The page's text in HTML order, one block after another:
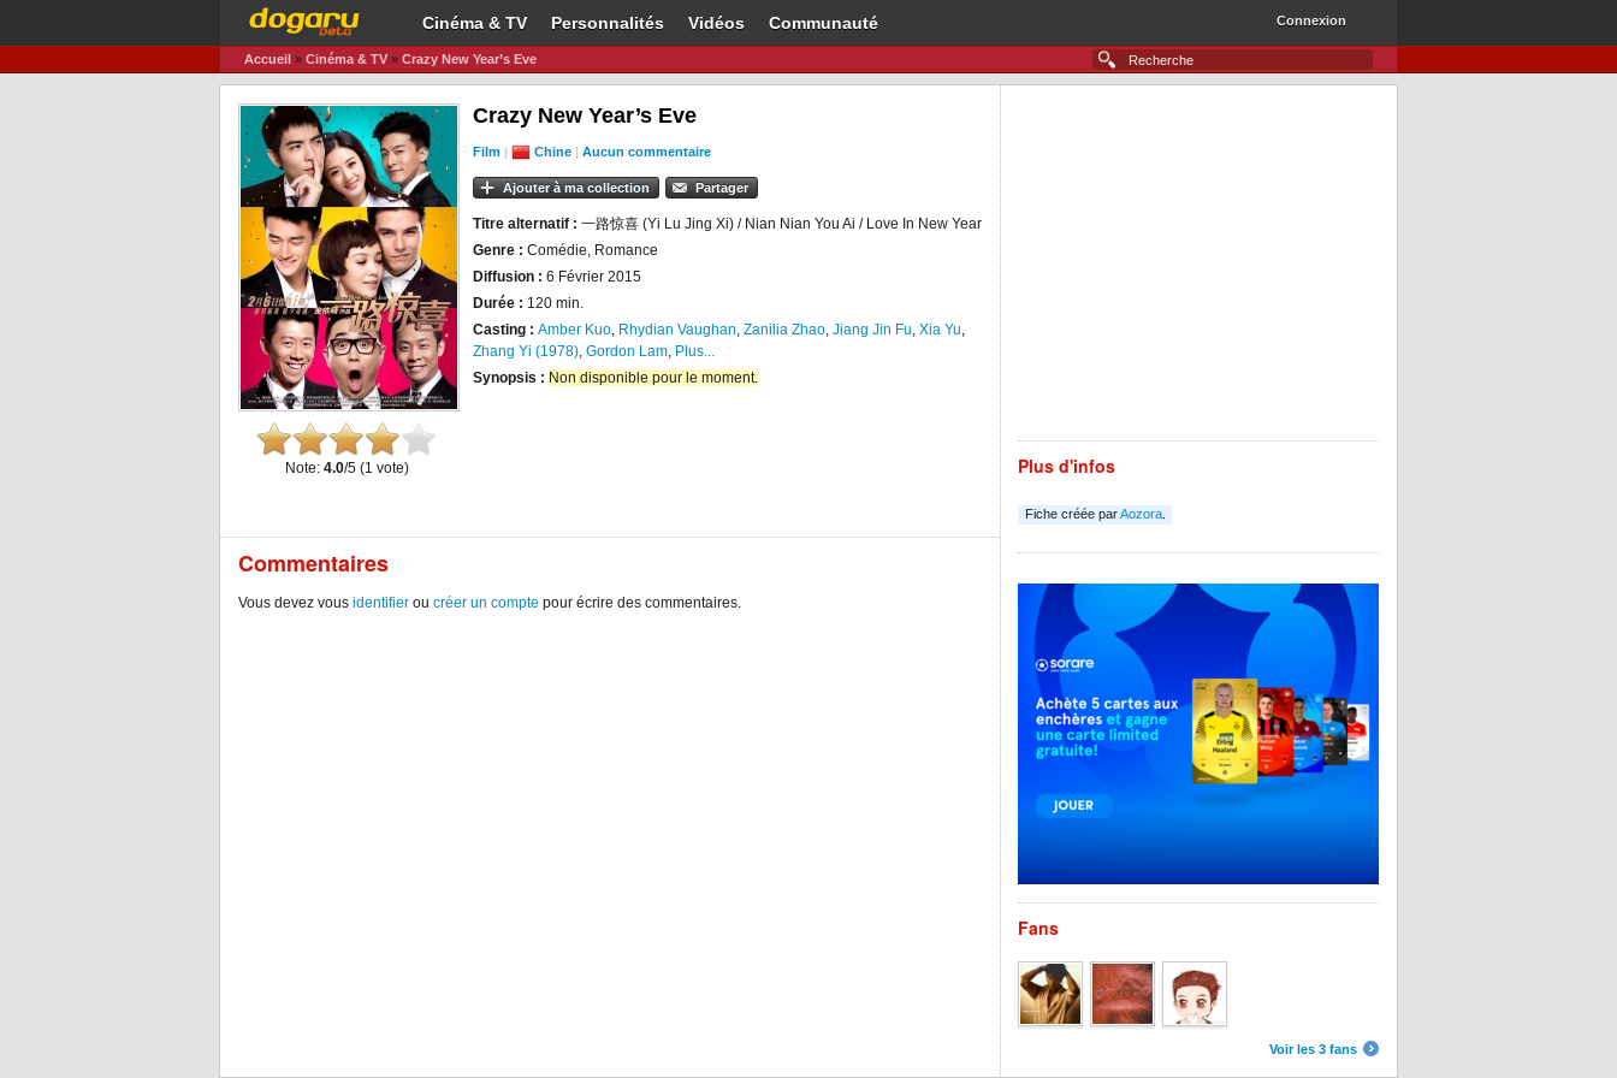
Cinéma & TV Personnalités Vidéos Communauté Connexion
Accueil » Cinéma & TV » Crazy New Year’s Eve
Note: 4.0/5 (1 vote)
Crazy New Year’s Eve
Film | Chine | Aucun commentaire
Ajouter à ma collection Partager
Titre alternatif : 一路惊喜 (Yi Lu Jing Xi) / Nian Nian You Ai / Love In New Year
Genre : Comédie, Romance
Diffusion : 6 Février 2015
Durée : 120 min.
Casting : Amber Kuo, Rhydian Vaughan, Zanilia Zhao, Jiang Jin Fu, Xia Yu,
Zhang Yi (1978), Gordon Lam, Plus...
Synopsis : Non disponible pour le moment.
Commentaires
Vous devez vous identifier ou créer un compte pour écrire des commentaires.
Plus d'infos
Fiche créée parAozora.
Fans
Voir les 3 fans